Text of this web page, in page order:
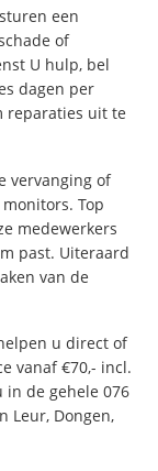
een
of
U hulp, bel
dagen per
reparaties uit te
vervanging of
Top
medewerkers
past. Uiteraard
van de
u direct of
vanaf €70,- incl.
in de gehele 076
Leur, Dongen,